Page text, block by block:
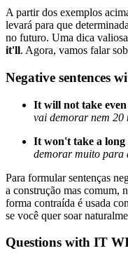
A partir dos exemplos
levará para que
no futuro. Uma dica
it'll. Agora, vamos falar
Negative sentences
It will not take even
vai demorar nem 20
It won't take a long
demorar muito para
Para formular sentenças
a construção mas comum,
forma contraída é usada
se você quer soar
Questions with IT